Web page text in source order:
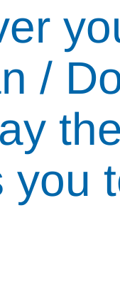
/
you